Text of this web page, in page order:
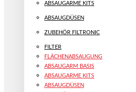
ABSAUGARME KITS
ABSAUGDÜSEN
ZUBEHÖR FILTRONIC
FILTER
FLÄCHENABSAUGUNG
ABSAUGARM BASIS
ABSAUGARME KITS
ABSAUGDÜSEN